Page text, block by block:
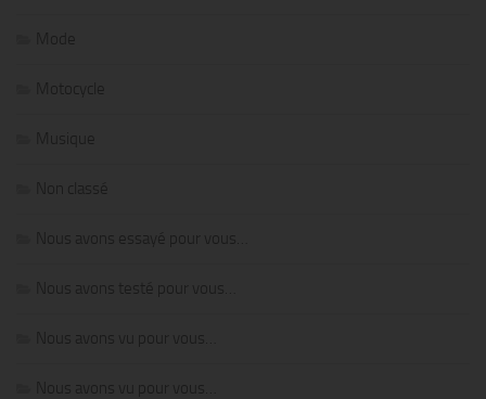
Mode
Motocycle
Musique
Non classé
Nous avons essayé pour vous…
Nous avons testé pour vous…
Nous avons vu pour vous…
Nous avons vu pour vous…